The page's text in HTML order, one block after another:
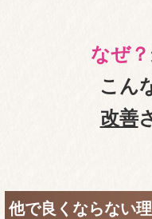
なぜ？
こん
改善
他で良くならない